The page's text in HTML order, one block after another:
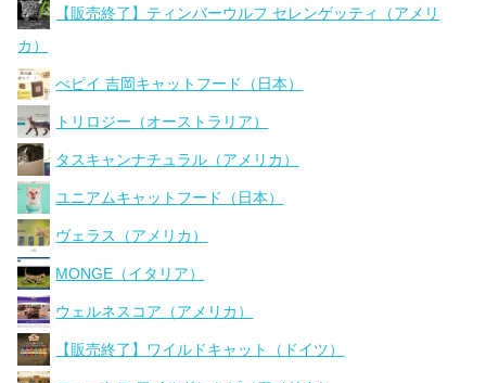
【販売終了】ティンバーウルフ セレンゲッティ（アメリ
カ）
ぺピイ 吉岡キャットフード（日本）
トリロジー（オーストラリア）
タスキャンナチュラル（アメリカ）
ユニアムキャットフード（日本）
ヴェラス（アメリカ）
MONGE（イタリア）
ウェルネスコア（アメリカ）
【販売終了】ワイルドキャット（ドイツ）